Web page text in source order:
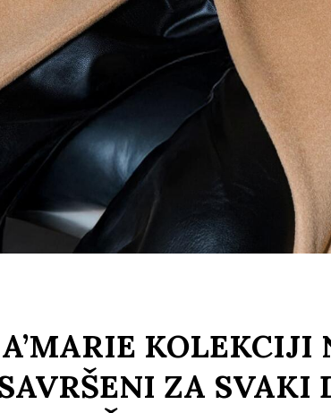
KOLEKCIJI
ZA SVAKI